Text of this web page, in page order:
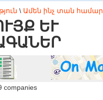
\ Ամեն ինչ տան համար
ԵՒ Պ
companies